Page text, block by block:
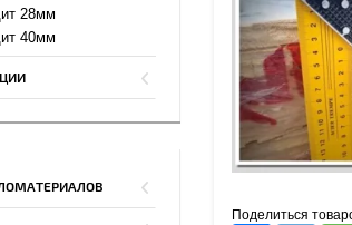
28мм
40мм
Поделиться